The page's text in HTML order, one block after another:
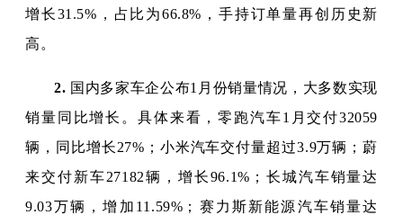
增长31.5%，占比为66.8%，手持订单量再创历史新
高。
2. 国内多家车企公布1月份销量情况，大多数实现
销量同比增长。具体来看，零跑汽车1月交付32059
辆，同比增长27%；小米汽车交付量超过3.9万辆；蔚
来交付新车27182辆，增长96.1%；长城汽车销量达
9.03万辆，增加11.59%；赛力斯新能源汽车销量达